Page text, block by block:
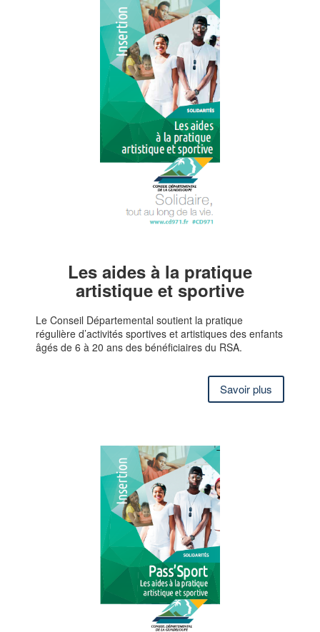
Les aides à la pratique
artistique et sportive
Le Conseil Départemental soutient la pratique
régulière d’activités sportives et artistiques des enfants
âgés de 6 à 20 ans des bénéficiaires du RSA.
Savoir plus